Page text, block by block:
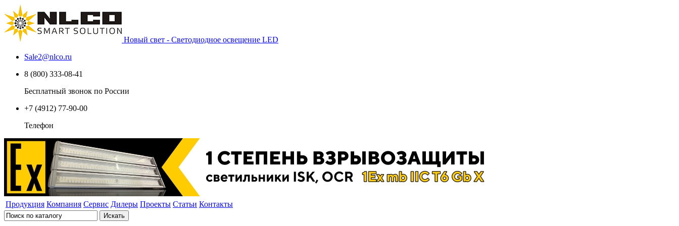
Новый свет - Светодиодное освещение LED
Sale2@nlco.ru
8 (800) 333-08-41
Бесплатный звонок по России
+7 (4912) 77-90-00
Телефон
Продукция Компания Сервис Дилеры Проекты Статьи Контакты